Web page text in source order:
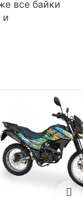
все байки
и
SHINERAY X-
250
74 360грн